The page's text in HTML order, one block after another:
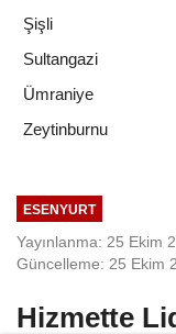
Şişli
Sultangazi
Ümraniye
Zeytinburnu
ESENYURT
Yayınlanma: 25 Ekim
Güncelleme: 25 Ekim
Hizmette